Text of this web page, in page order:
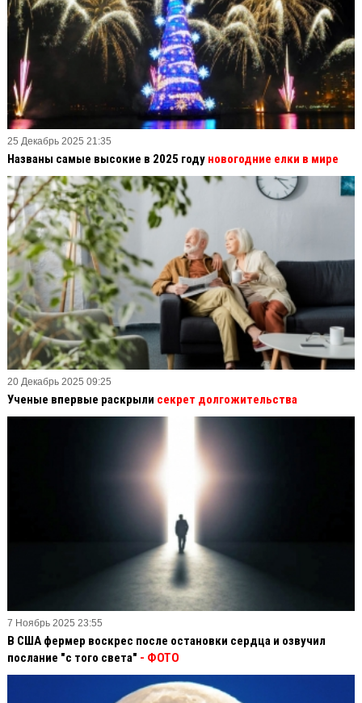
25 Декабрь 2025 21:35
Названы самые высокие в 2025 году новогодние елки в мире
20 Декабрь 2025 09:25
Ученые впервые раскрыли секрет долгожительства
7 Ноябрь 2025 23:55
В США фермер воскрес после остановки сердца и озвучил
послание "с того света" - ФОТО